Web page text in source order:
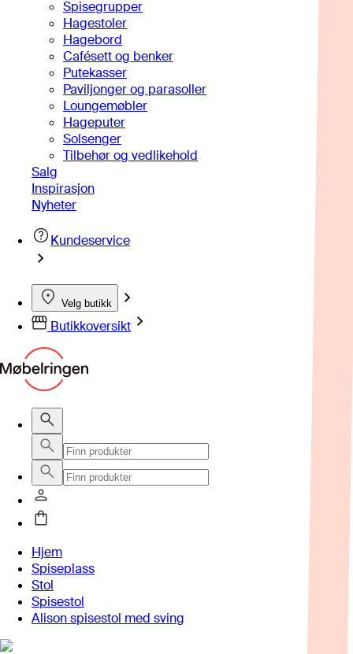
Spisegrupper
Hagestoler
Hagebord
Cafésett og benker
Putekasser
Paviljonger og parasoller
Loungemøbler
Hageputer
Solsenger
Tilbehør og vedlikehold
Salg
Inspirasjon
Nyheter
Kundeservice
Velg butikk
Butikkoversikt
Hjem
Spiseplass
Stol
Spisestol
Alison spisestol med sving